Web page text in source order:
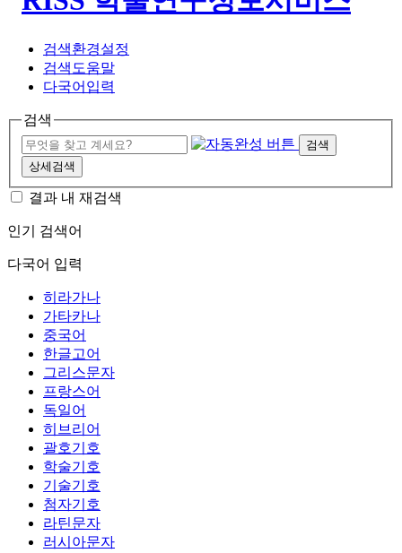
검색환경설정
검색도움말
다국어입력
검색
검색
상세검색
결과 내 재검색
인기 검색어
다국어 입력
히라가나
가타카나
중국어
한글고어
그리스문자
프랑스어
독일어
히브리어
괄호기호
학술기호
기술기호
첨자기호
라틴문자
러시아문자